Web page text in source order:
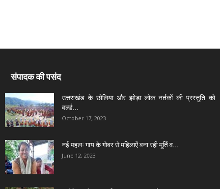
संपादक की पसंद
उत्तराखंड के छोलिया और झोड़ा लोक नर्तकों की प्रस्तुति को
वर्ल्ड...
October 17, 2023
नई पहलः गाय के गोबर से महिलाऐं बना रही मूर्ति व...
June 12, 2023